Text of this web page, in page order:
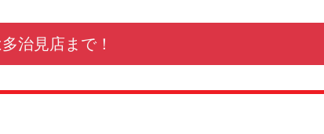
治見店まで！